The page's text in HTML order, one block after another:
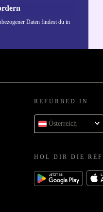
Daten findest du in
REFURBED IN
Österreich
HOL DIR DIE